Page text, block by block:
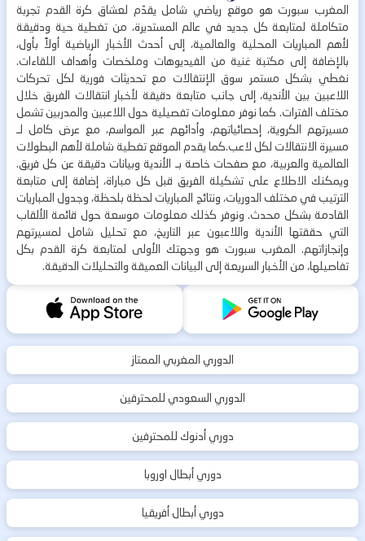
المغرب سبورت هو موقع رياضي شامل يقدّم لعشاق كرة القدم تجربة
متكاملة لمتابعة كل جديد في عالم المستديرة، من تغطية حية ودقيقة
لأهم المباريات المحلية والعالمية، إلى أحدث الأخبار الرياضية أولاً بأول،
بالإضافة إلى مكتبة غنية من الفيديوهات وملخصات وأهداف اللقاءات.
نغطي بشكل مستمر سوق الإنتقالات مع تحديثات فورية لكل تحركات
اللاعبين بين الأندية، إلى جانب متابعة دقيقة لأخبار انتقالات الفريق خلال
مختلف الفترات. كما نوفر معلومات تفصيلية حول اللاعبين والمدربين تشمل
مسيرتهم الكروية، إحصائياتهم، وأدائهم عبر المواسم، مع عرض كامل لـ
مسيرة الانتقالات لكل لاعب.كما يقدم الموقع تغطية شاملة لأهم البطولات
العالمية والعربية، مع صفحات خاصة بـ الأندية وبيانات دقيقة عن كل فريق.
ويمكنك الاطلاع على تشكيلة الفريق قبل كل مباراة، إضافة إلى متابعة
الترتيب في مختلف الدوريات، ونتائج المباريات لحظة بلحظة، وجدول المباريات
القادمة بشكل محدث. ونوفر كذلك معلومات موسعة حول قائمة الألقاب
التي حققتها الأندية واللاعبون عبر التاريخ، مع تحليل شامل لمسيرتهم
وإنجازاتهم. المغرب سبورت هو وجهتك الأولى لمتابعة كرة القدم بكل
تفاصيلها، من الأخبار السريعة إلى البيانات العميقة والتحليلات الدقيقة.
الدوري المغربي الممتاز
الدوري السعودي للمحترفين
دوري أدنوك للمحترفين
دوري أبطال اوروبا
دوري أبطال أفريقيا